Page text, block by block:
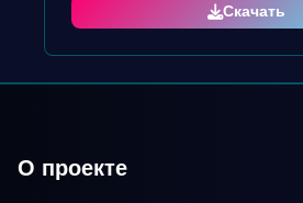
Скачать
О проекте